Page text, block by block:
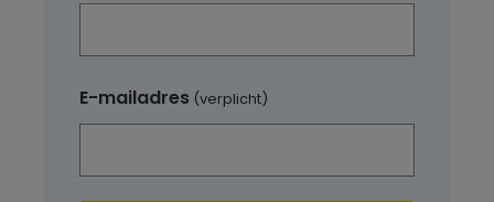
E-mailadres (verplicht)